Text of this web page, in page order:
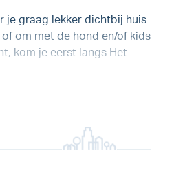
je graag lekker dichtbij huis
om met de hond en/of kids
kom je eerst langs Het